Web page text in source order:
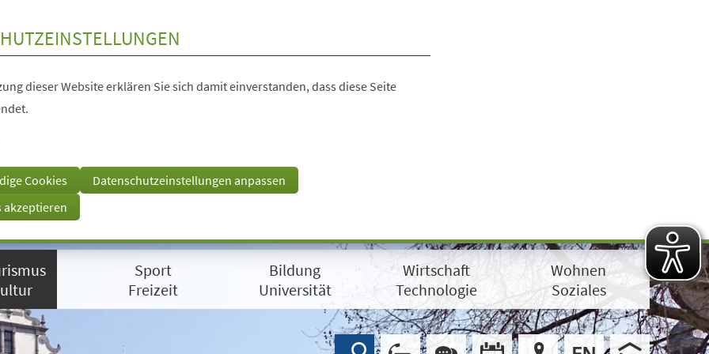
dieser Website erklären Sie sich damit einverstanden, dass diese Seite
Cookies
Datenschutzeinstellungen anpassen
akzeptieren
Sport
Freizeit
Bildung
Universität
Wirtschaft
Technologie
Wohnen
Soziales